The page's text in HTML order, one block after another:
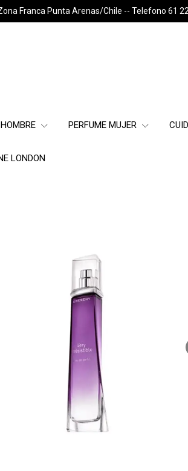
Franca Punta Arenas/Chile -- Telefono 61
PERFUME MUJER
LONDON